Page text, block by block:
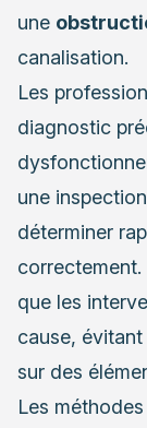
une
canalisation.
Les
diagnostic
une
déterminer
que les
cause, évitant
sur des
Les